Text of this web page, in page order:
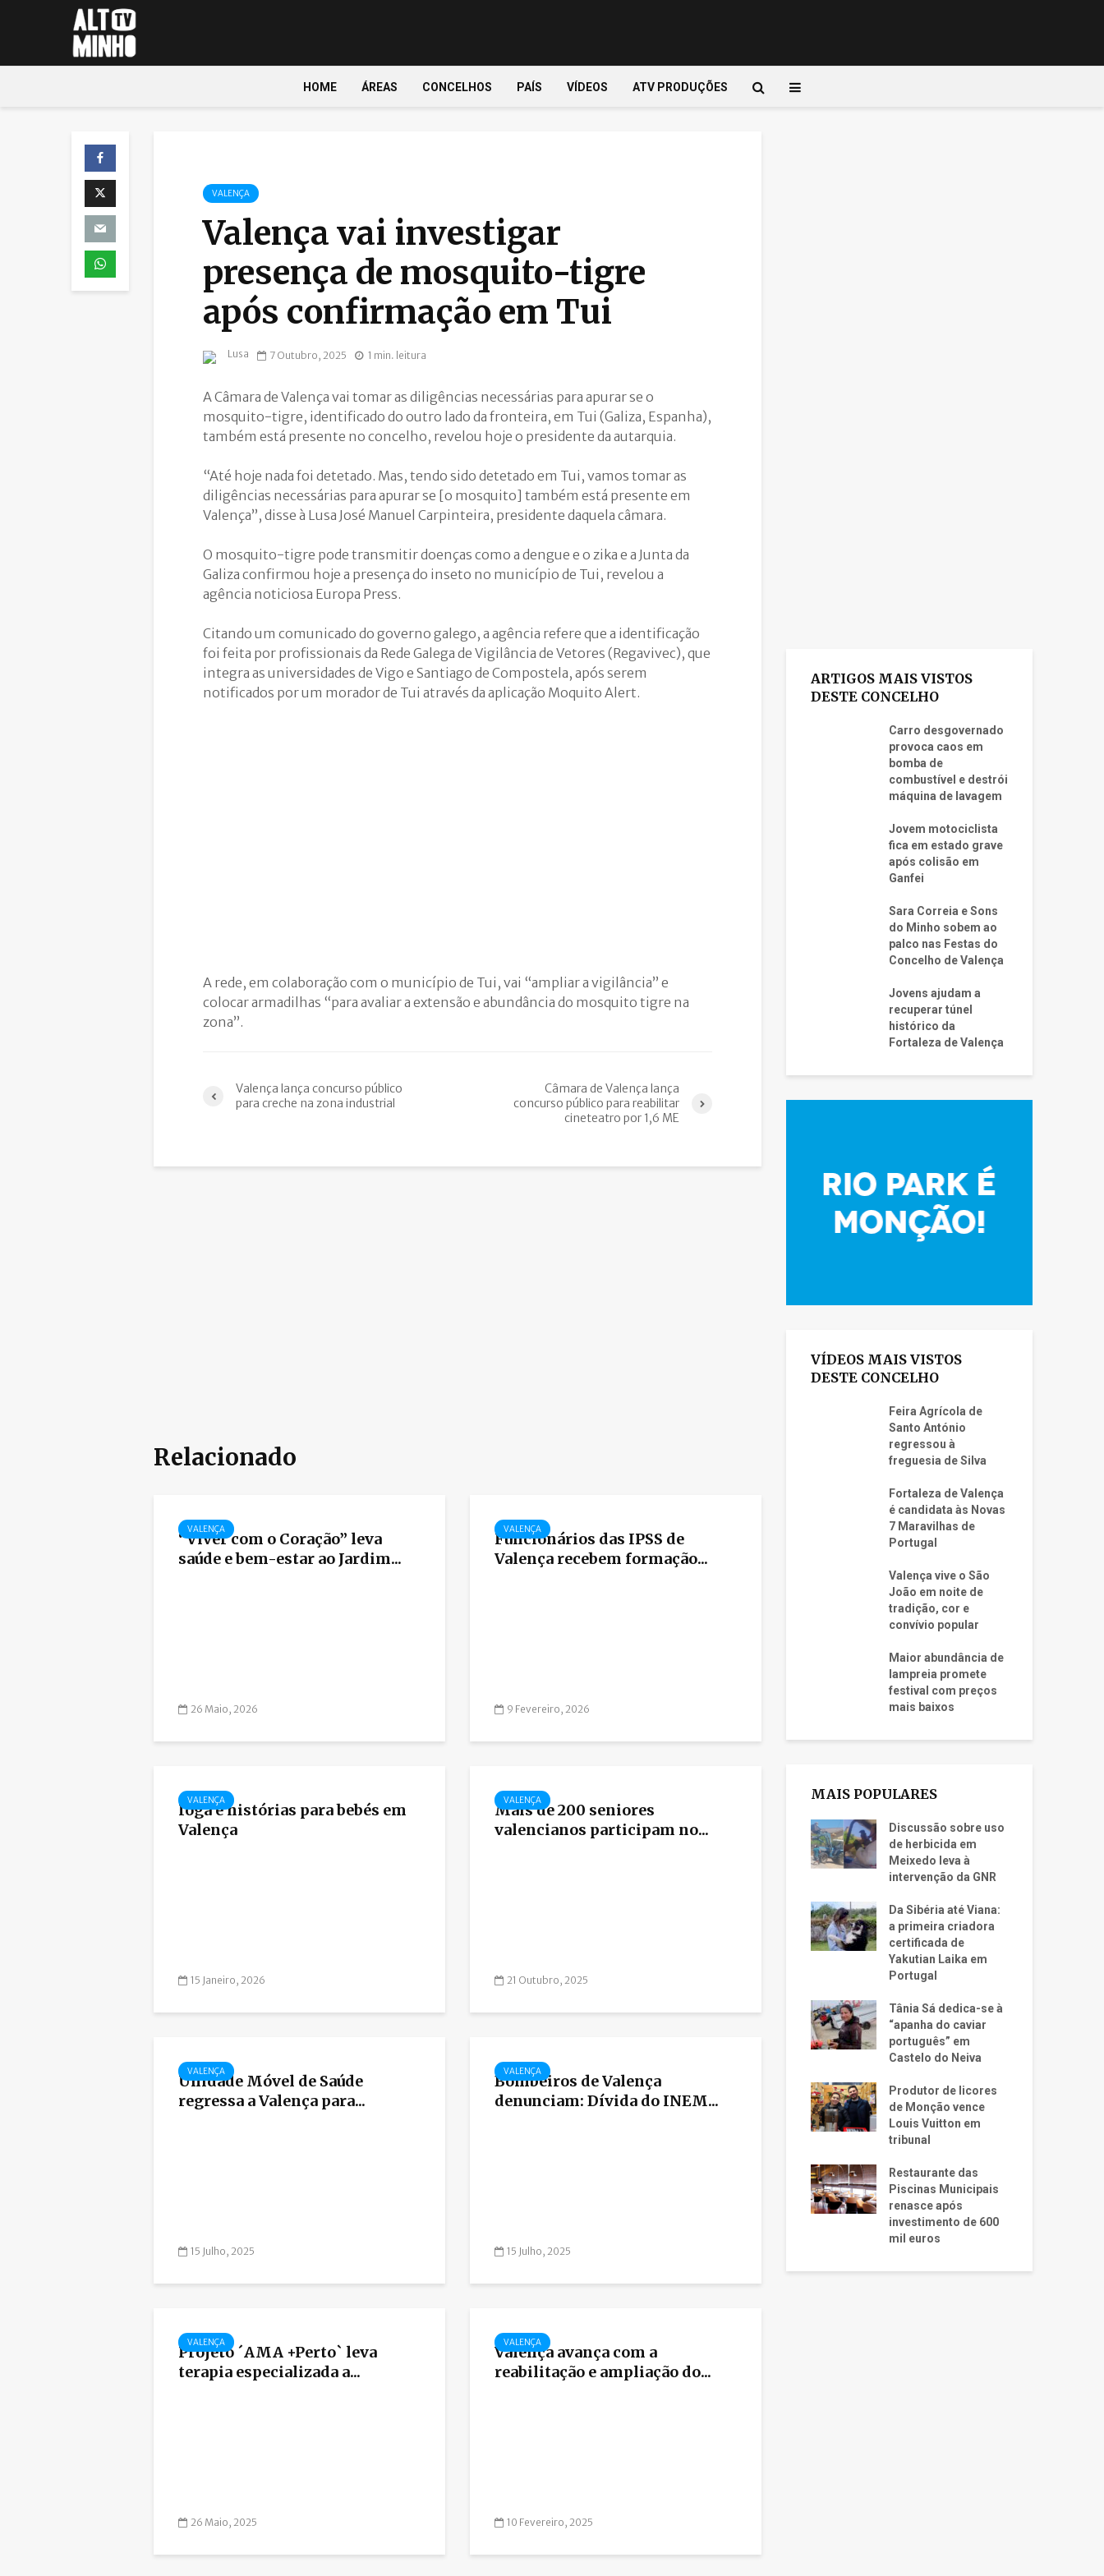
HOME ÁREAS CONCELHOS PAÍS VÍDEOS ATV PRODUÇÕES
VALENÇA
Valença vai investigar
presença de mosquito-tigre
após confirmação em Tui
Lusa 7 Outubro, 2025 1 min. leitura
A Câmara de Valença vai tomar as diligências necessárias para apurar se o
mosquito-tigre, identificado do outro lado da fronteira, em Tui (Galiza, Espanha),
também está presente no concelho, revelou hoje o presidente da autarquia.
“Até hoje nada foi detetado. Mas, tendo sido detetado em Tui, vamos tomar as
diligências necessárias para apurar se [o mosquito] também está presente em
Valença”, disse à Lusa José Manuel Carpinteira, presidente daquela câmara.
O mosquito-tigre pode transmitir doenças como a dengue e o zika e a Junta da
Galiza confirmou hoje a presença do inseto no município de Tui, revelou a
agência noticiosa Europa Press.
Citando um comunicado do governo galego, a agência refere que a identificação
foi feita por profissionais da Rede Galega de Vigilância de Vetores (Regavivec), que
integra as universidades de Vigo e Santiago de Compostela, após serem
notificados por um morador de Tui através da aplicação Moquito Alert.
A rede, em colaboração com o município de Tui, vai “ampliar a vigilância” e
colocar armadilhas “para avaliar a extensão e abundância do mosquito tigre na
zona”.
Valença lança concurso público
para creche na zona industrial
Câmara de Valença lança
concurso público para reabilitar
cineteatro por 1,6 ME
Relacionado
VALENÇA
“Viver com o Coração” leva
saúde e bem-estar ao Jardim...
26 Maio, 2026
VALENÇA
Funcionários das IPSS de
Valença recebem formação...
9 Fevereiro, 2026
VALENÇA
Ioga e histórias para bebés em
Valença
15 Janeiro, 2026
VALENÇA
Mais de 200 seniores
valencianos participam no...
21 Outubro, 2025
VALENÇA
Unidade Móvel de Saúde
regressa a Valença para...
15 Julho, 2025
VALENÇA
Bombeiros de Valença
denunciam: Dívida do INEM...
15 Julho, 2025
VALENÇA
Projeto ´AMA +Perto` leva
terapia especializada a...
26 Maio, 2025
VALENÇA
Valença avança com a
reabilitação e ampliação do...
10 Fevereiro, 2025
ARTIGOS MAIS VISTOS
DESTE CONCELHO
Carro desgovernado
provoca caos em
bomba de
combustível e destrói
máquina de lavagem
Jovem motociclista
fica em estado grave
após colisão em
Ganfei
Sara Correia e Sons
do Minho sobem ao
palco nas Festas do
Concelho de Valença
Jovens ajudam a
recuperar túnel
histórico da
Fortaleza de Valença
VÍDEOS MAIS VISTOS
DESTE CONCELHO
Feira Agrícola de
Santo António
regressou à
freguesia de Silva
Fortaleza de Valença
é candidata às Novas
7 Maravilhas de
Portugal
Valença vive o São
João em noite de
tradição, cor e
convívio popular
Maior abundância de
lampreia promete
festival com preços
mais baixos
MAIS POPULARES
Discussão sobre uso
de herbicida em
Meixedo leva à
intervenção da GNR
Da Sibéria até Viana:
a primeira criadora
certificada de
Yakutian Laika em
Portugal
Tânia Sá dedica-se à
“apanha do caviar
português” em
Castelo do Neiva
Produtor de licores
de Monção vence
Louis Vuitton em
tribunal
Restaurante das
Piscinas Municipais
renasce após
investimento de 600
mil euros